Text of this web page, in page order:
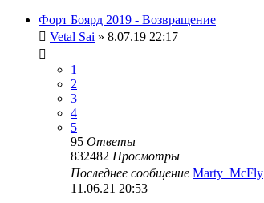
Форт Боярд 2019 - Возвращение
Vetal Sai » 8.07.19 22:17
1
2
3
4
5
95 Ответы
832482 Просмотры
Последнее сообщение Marty_McFly
11.06.21 20:53